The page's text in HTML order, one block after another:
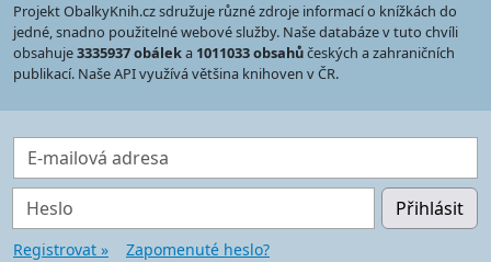
Projekt ObalkyKnih.cz sdružuje různé zdroje informací o knížkách do
jedné, snadno použitelné webové služby. Naše databáze v tuto chvíli
obsahuje3335937 obáleka 1011033 obsahůčeských a zahraničních
publikací. Naše API využívá většina knihoven v ČR.
E-mailová adresa
Heslo Přihlásit
Registrovat » Zapomenuté heslo?